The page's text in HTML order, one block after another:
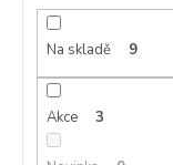
Na skladě 9
Akce 3